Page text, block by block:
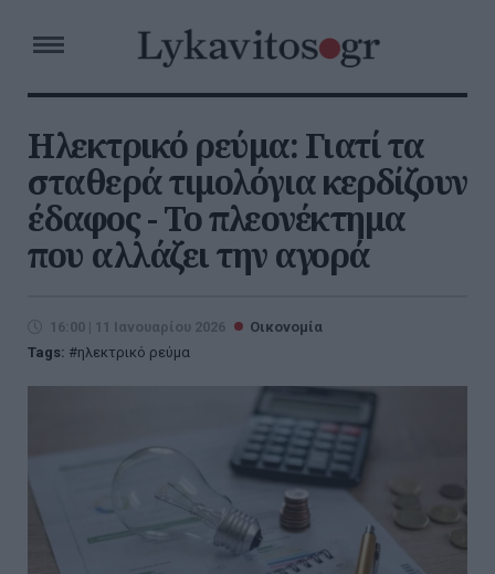
Ηλεκτρικό ρεύμα: Γιατί τα
σταθερά τιμολόγια κερδίζουν
έδαφος - Το πλεονέκτημα
που αλλάζει την αγορά
16:00 | 11 Ιανουαρίου 2026
Οικονομία
Tags:
ηλεκτρικό ρεύμα